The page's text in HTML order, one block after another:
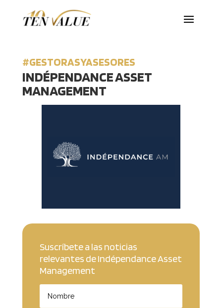
#GESTORASYASESORES
INDÉPENDANCE ASSET
MANAGEMENT
Suscríbete a las noticias
relevantes de Indépendance Asset
Management